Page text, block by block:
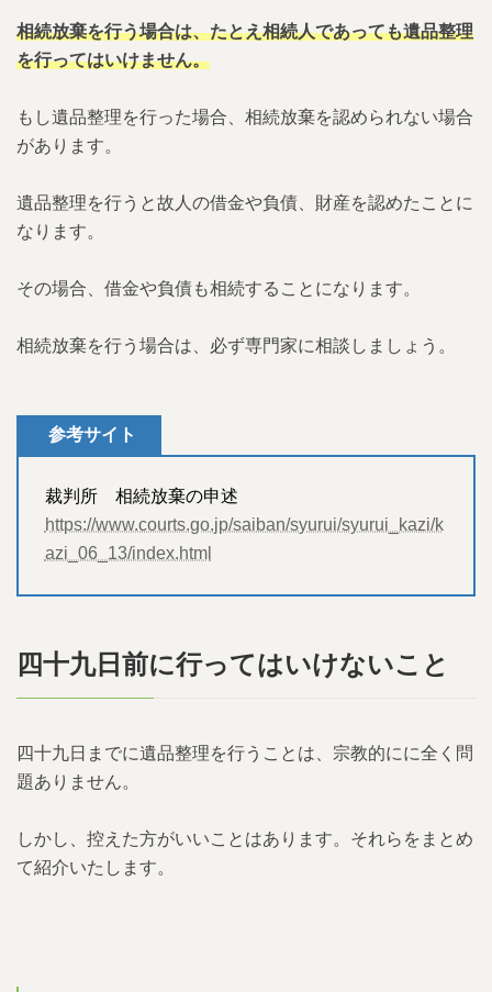
相続放棄を行う場合は、たとえ相続人であっても遺品整理
を行ってはいけません。
もし遺品整理を行った場合、相続放棄を認められない場合
があります。
遺品整理を行うと故人の借金や負債、財産を認めたことに
なります。
その場合、借金や負債も相続することになります。
相続放棄を行う場合は、必ず専門家に相談しましょう。
参考サイト
裁判所 相続放棄の申述
https://www.courts.go.jp/saiban/syurui/syurui_kazi/k
azi_06_13/index.html
四十九日前に行ってはいけないこと
四十九日までに遺品整理を行うことは、宗教的にに全く問
題ありません。
しかし、控えた方がいいことはあります。それらをまとめ
て紹介いたします。